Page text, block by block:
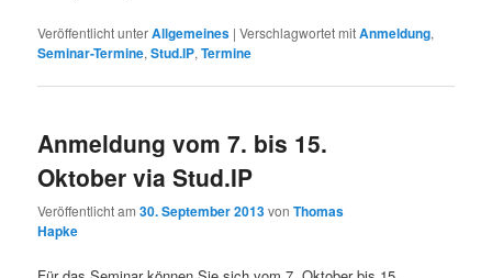
Veröffentlicht unterAllgemeines |Verschlagwortet mitAnmeldung,
Seminar-Termine,Stud.IP,Termine
Anmeldung vom 7. bis 15.
Oktober via Stud.IP
Veröffentlicht am30. September 2013vonThomas
Hapke